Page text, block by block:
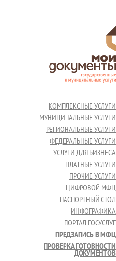
КОМПЛЕКСНЫЕ УСЛУГИ
МУНИЦИПАЛЬНЫЕ УСЛУГИ
РЕГИОНАЛЬНЫЕ УСЛУГИ
ФЕДЕРАЛЬНЫЕ УСЛУГИ
УСЛУГИ ДЛЯ БИЗНЕСА
ПЛАТНЫЕ УСЛУГИ
ПРОЧИЕ УСЛУГИ
ЦИФРОВОЙ МФЦ
ПАСПОРТНЫЙ СТОЛ
ИНФОГРАФИКА
ПОРТАЛ ГОСУСЛУГ
ПРЕДЗАПИСЬ В МФЦ
ПРОВЕРКА ГОТОВНОСТИ
ДОКУМЕНТОВ